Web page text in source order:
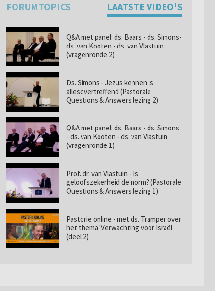
FORUMTOPICS LAATSTE VIDEO'S
Q&A met panel: ds. Baars - ds. Simons-
ds. van Kooten - ds. van Vlastuin
(vragenronde 2)
Ds. Simons - Jezus kennen is
allesovertreffend (Pastorale
Questions & Answers lezing 2)
Q&A met panel: ds. Baars - ds. Simons
- ds. van Kooten - ds. van Vlastuin
(vragenronde 1)
Prof. dr. van Vlastuin - Is
geloofszekerheid de norm? (Pastorale
Questions & Answers lezing 1)
Pastorie online - met ds. Tramper over
het thema 'Verwachting voor Israël
(deel 2)